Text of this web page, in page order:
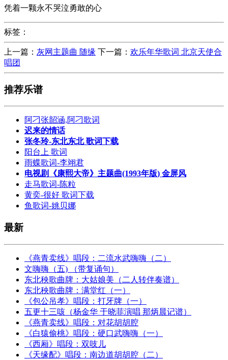
凭着一颗永不哭泣勇敢的心
标签：
上一篇： 灰网主题曲 随缘 下一篇： 欢乐年华歌词 北京天使合
唱团
推荐乐谱
阿刁张韶涵,阿刁歌词
迟来的情话
张冬玲-东北东北 歌词下载
阳台上 歌词
雨蝶歌词-李翊君
电视剧《康熙大帝》主题曲(1993年版) 金屏风
走马歌词-陈粒
黄奕-很好 歌词下载
鱼歌词-姚贝娜
最新
《燕青卖线》唱段：二流水武嗨嗨（二）
文嗨嗨（五) （带复诵句）
东北秧歌曲牌：大姑娘美（二人转伴奏谱）
东北秧歌曲牌：满堂红（一）
《包公吊孝》唱段：打牙牌（一）
五更十三咳（杨金华 于晓菲演唱 那炳晨记谱）
《燕青卖线》唱段：对花胡胡腔
《白猿偷桃》唱段：硬口武嗨嗨（一）
《西厢》唱段：双吱儿
《天缘配》唱段：南边道胡胡腔（二）